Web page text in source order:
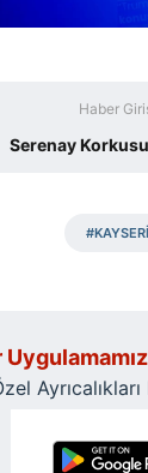
Haber
Serenay
#KAYSERİ